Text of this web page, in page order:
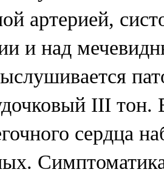
артерией,
и над
III
сердца
Симптоматика